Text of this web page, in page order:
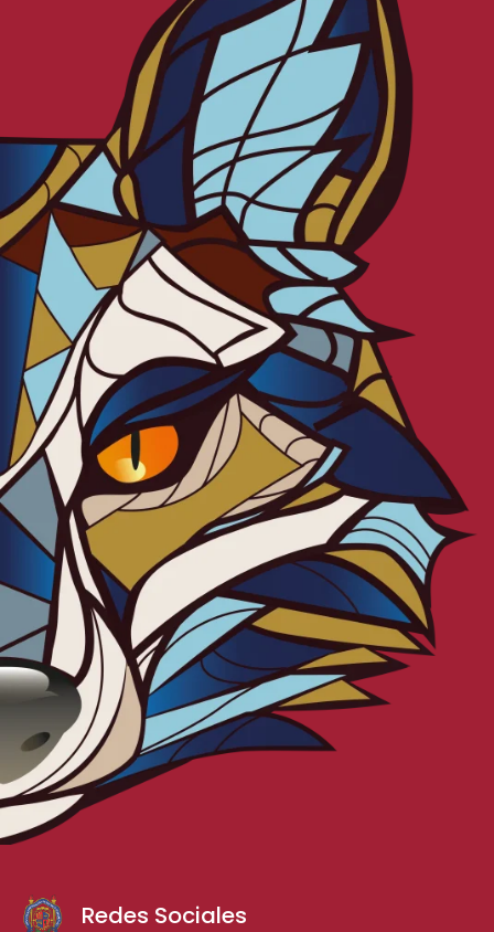
Redes Sociales